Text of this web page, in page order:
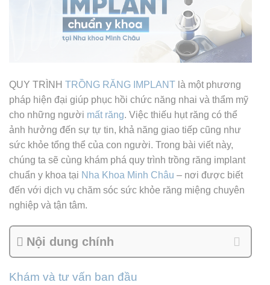
QUY TRÌNH TRỒNG RĂNG IMPLANT là một phương
pháp hiện đại giúp phục hồi chức năng nhai và thẩm mỹ
cho những người mất răng. Việc thiếu hụt răng có thể
ảnh hưởng đến sự tự tin, khả năng giao tiếp cũng như
sức khỏe tổng thể của con người. Trong bài viết này,
chúng ta sẽ cùng khám phá quy trình trồng răng implant
chuẩn y khoa tại Nha Khoa Minh Châu – nơi được biết
đến với dịch vụ chăm sóc sức khỏe răng miệng chuyên
nghiệp và tận tâm.
Nội dung chính
Khám và tư vấn ban đầu